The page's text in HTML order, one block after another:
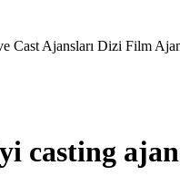
Cast Ajansları Dizi Film
casting